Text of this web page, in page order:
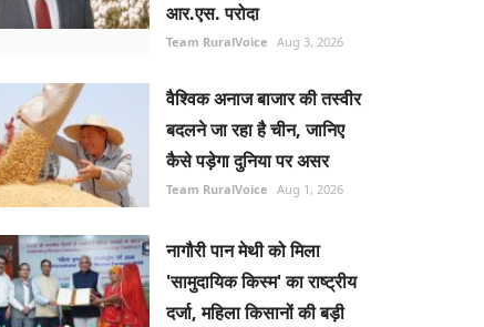
आर.एस. परोदा
Team RuralVoice Aug 3, 2026
वैश्विक अनाज बाजार की तस्वीर
बदलने जा रहा है चीन, जानिए
कैसे पड़ेगा दुनिया पर असर
Team RuralVoice Aug 1, 2026
नागौरी पान मेथी को मिला
'सामुदायिक किस्म' का राष्ट्रीय
दर्जा, महिला किसानों की बड़ी